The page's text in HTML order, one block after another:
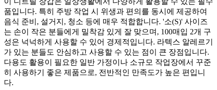
품입니다. 특히 주방 작업 시 위생과 편의를 동시에 제공하여
음식 준비, 설거지, 청소 등에 매우 적합합니다. '소(S)' 사이즈
는 손이 작은 분들에게 밀착감 있게 잘 맞으며, 100매입 2개 구
성은 넉넉하게 사용할 수 있어 경제적입니다. 라텍스 알레르기
가 있는 분들도 안심하고 사용할 수 있는 점이 큰 장점입니다.
다용도 활용이 필요한 일반 가정이나 소규모 작업장에서 꾸준
히 사용하기 좋은 제품으로, 전반적인 만족도가 높은 편입니
다.